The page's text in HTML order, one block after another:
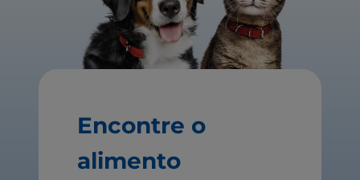
Encontre o
alimento